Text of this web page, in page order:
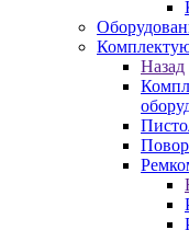
Назад